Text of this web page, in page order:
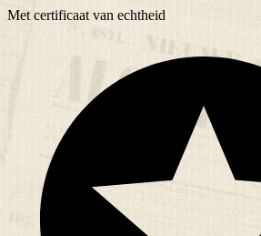
Met certificaat van echtheid